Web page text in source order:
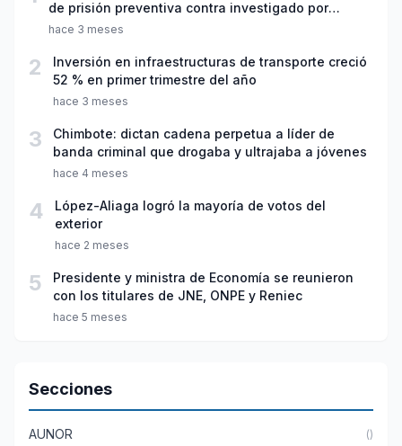
de prisión preventiva contra investigado por
violación sexual y tentativa de feminicidio
hace 3 meses
2
Inversión en infraestructuras de transporte creció
52 % en primer trimestre del año
hace 3 meses
3
Chimbote: dictan cadena perpetua a líder de
banda criminal que drogaba y ultrajaba a jóvenes
hace 4 meses
4
López-Aliaga logró la mayoría de votos del
exterior
hace 2 meses
5
Presidente y ministra de Economía se reunieron
con los titulares de JNE, ONPE y Reniec
hace 5 meses
Secciones
AUNOR ()